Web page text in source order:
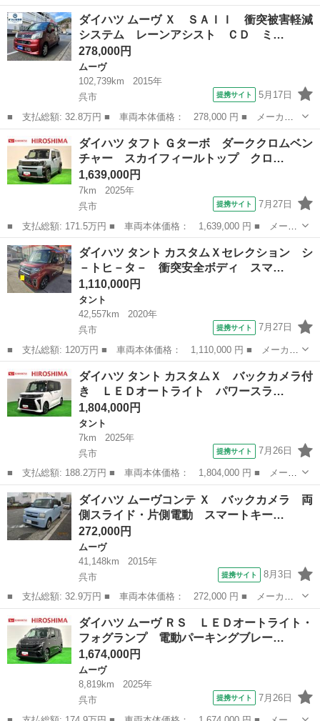
ー名： ダイハツ ■ 車種名： キャスト ■ グレード名： スポー
ツＳＡＩＩＩ フルセグ メモリーナビ ＤＶＤ再生 ミュージック
プレイヤ...
広島 呉市 キャスト
ダイハツ ムーヴ Ｘ ＳＡＩＩ 衝突被害軽減
システム レーンアシスト ＣＤ ミ…
278,000円
ムーヴ
102,739km
2015年
呉市
提携サイト 5月17日
■ 支払総額: 32.8万円 ■ 車両本体価格： 278,000 円 ■ メーカー
名： ダイハツ ■ 車種名： ムーヴ ■ グレード名： Ｘ ＳＡＩ
Ｉ 衝突被害軽減システム レーンアシスト ＣＤ ミュージックプ
レイヤー接続...
広島 呉市 ムーヴ
ダイハツ タフト Ｇターボ ダーククロムベン
チャー スカイフィールトップ クロ…
1,639,000円
7km
2025年
呉市
提携サイト 7月27日
■ 支払総額: 171.5万円 ■ 車両本体価格： 1,639,000 円 ■ メーカ
ー名： ダイハツ ■ 車種名： タフト ■ グレード名： Ｇター
ボ ダーククロムベンチャー スカイフィールトップ クロムパッ
ク ダークメ...
広島 呉市 ダイハツ
ダイハツ タント カスタムＸセレクション シ
－トヒ－タ－ 衝突安全ボディ スマ…
1,110,000円
タント
42,557km
2020年
呉市
提携サイト 7月27日
■ 支払総額: 120万円 ■ 車両本体価格： 1,110,000 円 ■ メーカー
名： ダイハツ ■ 車種名： タント ■ グレード名： カスタムＸ
セレクション シ－トヒ－タ－ 衝突安全ボディ スマートキー＆プ
ッシュスタ...
広島 呉市 タント
ダイハツ タント カスタムＸ バックカメラ付
き ＬＥＤオートライト パワースラ…
1,804,000円
タント
7km
2025年
呉市
提携サイト 7月26日
■ 支払総額: 188.2万円 ■ 車両本体価格： 1,804,000 円 ■ メーカ
ー名： ダイハツ ■ 車種名： タント ■ グレード名： カスタム
Ｘ バックカメラ付き ＬＥＤオートライト パワースライドドアウ
ェルカム...
広島 呉市 タント
ダイハツ ムーヴコンテ Ｘ バックカメラ 両
側スライド・片側電動 スマートキー…
272,000円
ムーヴ
41,148km
2015年
呉市
提携サイト 8月3日
■ 支払総額: 32.9万円 ■ 車両本体価格： 272,000 円 ■ メーカー
名： ダイハツ ■ 車種名： ムーヴコンテ ■ グレード名： Ｘ
バックカメラ 両側スライド・片側電動 スマートキー アイドリン
グストップ ...
広島 呉市 ムーヴ
ダイハツ ムーヴ ＲＳ ＬＥＤオートライト・
フォグランプ 電動パーキングブレー…
1,674,000円
ムーヴ
8,819km
2025年
呉市
提携サイト 7月26日